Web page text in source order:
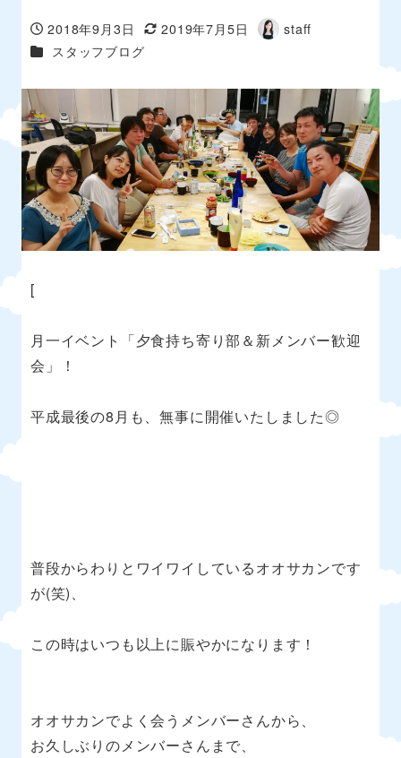
投稿日
2018年9月3日
更新日
2019年7月5日
著
staff
カテゴリー
スタッフブログ
[
月一イベント「夕食持ち寄り部＆新メンバー歓迎
会」！
平成最後の8月も、無事に開催いたしました◎
普段からわりとワイワイしているオオサカンです
が(笑)、
この時はいつも以上に賑やかになります！
オオサカンでよく会うメンバーさんから、
お久しぶりのメンバーさんまで、